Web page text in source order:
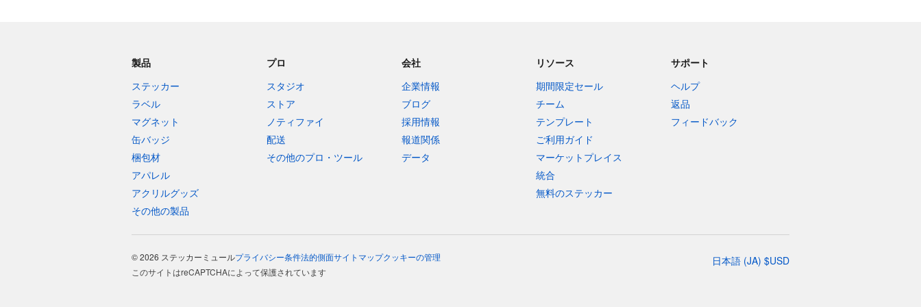
製品
ステッカー
ラベル
マグネット
缶バッジ
梱包材
アパレル
アクリルグッズ
その他の製品
プロ
スタジオ
ストア
ノティファイ
配送
その他のプロ・ツール
会社
企業情報
ブログ
採用情報
報道関係
データ
リソース
期間限定セール
チーム
テンプレート
ご利用ガイド
マーケットプレイス
統合
無料のステッカー
サポート
ヘルプ
返品
フィードバック
© 2026 ステッカーミュールプライバシー条件法的側面サイトマップクッキーの管理 日本語 (JA) $USD
このサイトはreCAPTCHAによって保護されています